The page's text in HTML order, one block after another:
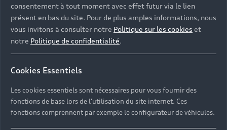
consentement à tout moment avec effet futur via le lien
présent en bas du site. Pour de plus amples informations, nous
vous invitons à consulter notre Politique sur les cookies et
notre Politique de confidentialité.
Cookies Essentiels
Les cookies essentiels sont nécessaires pour vous fournir des
fonctions de base lors de l'utilisation du site internet. Ces
fonctions comprennent par exemple le configurateur de véhicules.